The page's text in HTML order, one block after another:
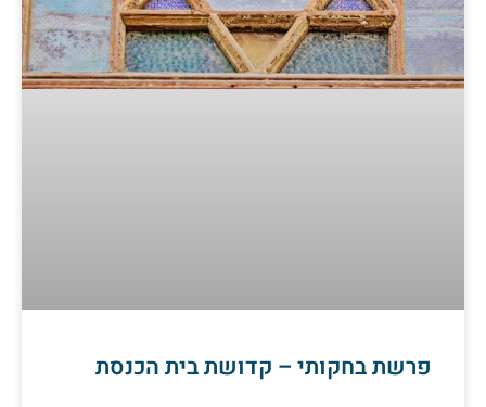
פרשת בחקותי – קדושת בית הכנסת